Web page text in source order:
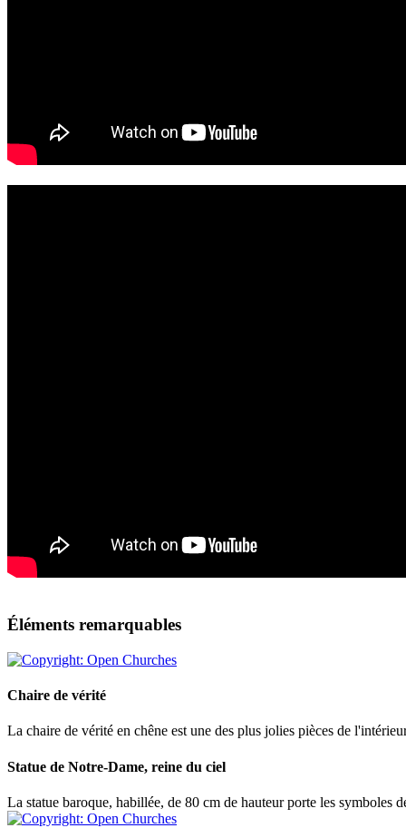
Éléments remarquables
Chaire de vérité
La chaire de vérité en chêne est une des plus jolies pièces de
Statue de Notre-Dame, reine du ciel
La statue baroque, habillée, de 80 cm de hauteur porte les symboles